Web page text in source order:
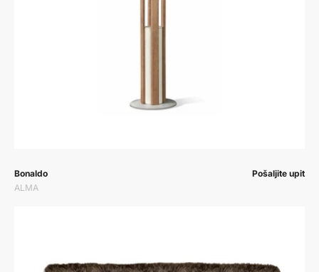
Prodavač:
Bonaldo
ALMA
Prodavač:
Pošaljite upit